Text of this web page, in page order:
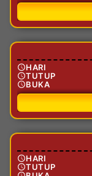
HARI
TUTUP
BUKA
HARI
TUTUP